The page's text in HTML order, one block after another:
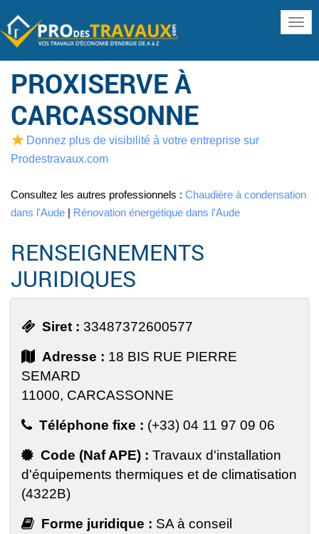
PROXISERVE À
CARCASSONNE
Donnez plus de visibilité à votre entreprise sur
Prodestravaux.com
Consultez les autres professionnels : Chaudière à condensation
dans l'Aude | Rénovation énergétique dans l'Aude
RENSEIGNEMENTS
JURIDIQUES
Siret : 33487372600577
Adresse : 18 BIS RUE PIERRE
SEMARD
11000, CARCASSONNE
Téléphone fixe : (+33) 04 11 97 09 06
Code (Naf APE) : Travaux d'installation
d'équipements thermiques et de climatisation
(4322B)
Forme juridique : SA à conseil